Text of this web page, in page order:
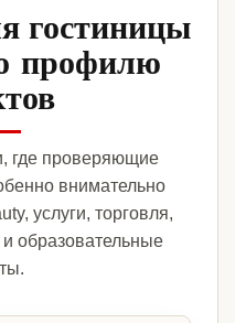
гостиницы
профилю
где проверяющие
внимательно
услуги, торговля,
и образовательные